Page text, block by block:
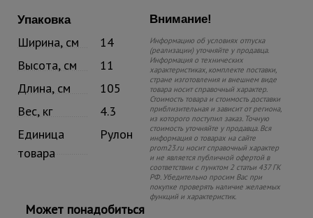
Упаковка
Ширина, см
14
Высота, см
11
Длина, см
105
Вес, кг
4.3
Единица
товара
Рулон
Внимание!
Информацию об условиях отпуска
(реализации) уточняйте у продавца.
Информация о технических
характеристиках, комплекте поставки,
стране изготовления и внешнем виде
товара носит справочный характер.
Стоимость товара и стоимость доставки
приблизительная и зависит от региона,
из которого поступил заказ. Точную
стоимость уточняйте у продавца. Вся
информация о товарах на сайте
prom23.ru носит справочный характер
и не является публичной офертой в
соответствии с пунктом 2 статьи 437 ГК
РФ. Убедительно просим Вас при
покупке проверять наличие желаемых
функций и характеристик.
Может понадобиться